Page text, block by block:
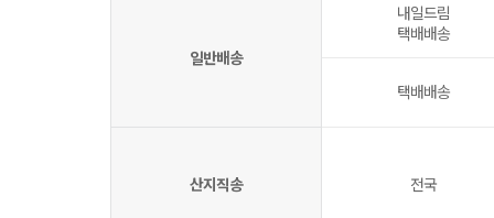
일반배송
내일드림
택배배송
택배배송
산지직송 전국